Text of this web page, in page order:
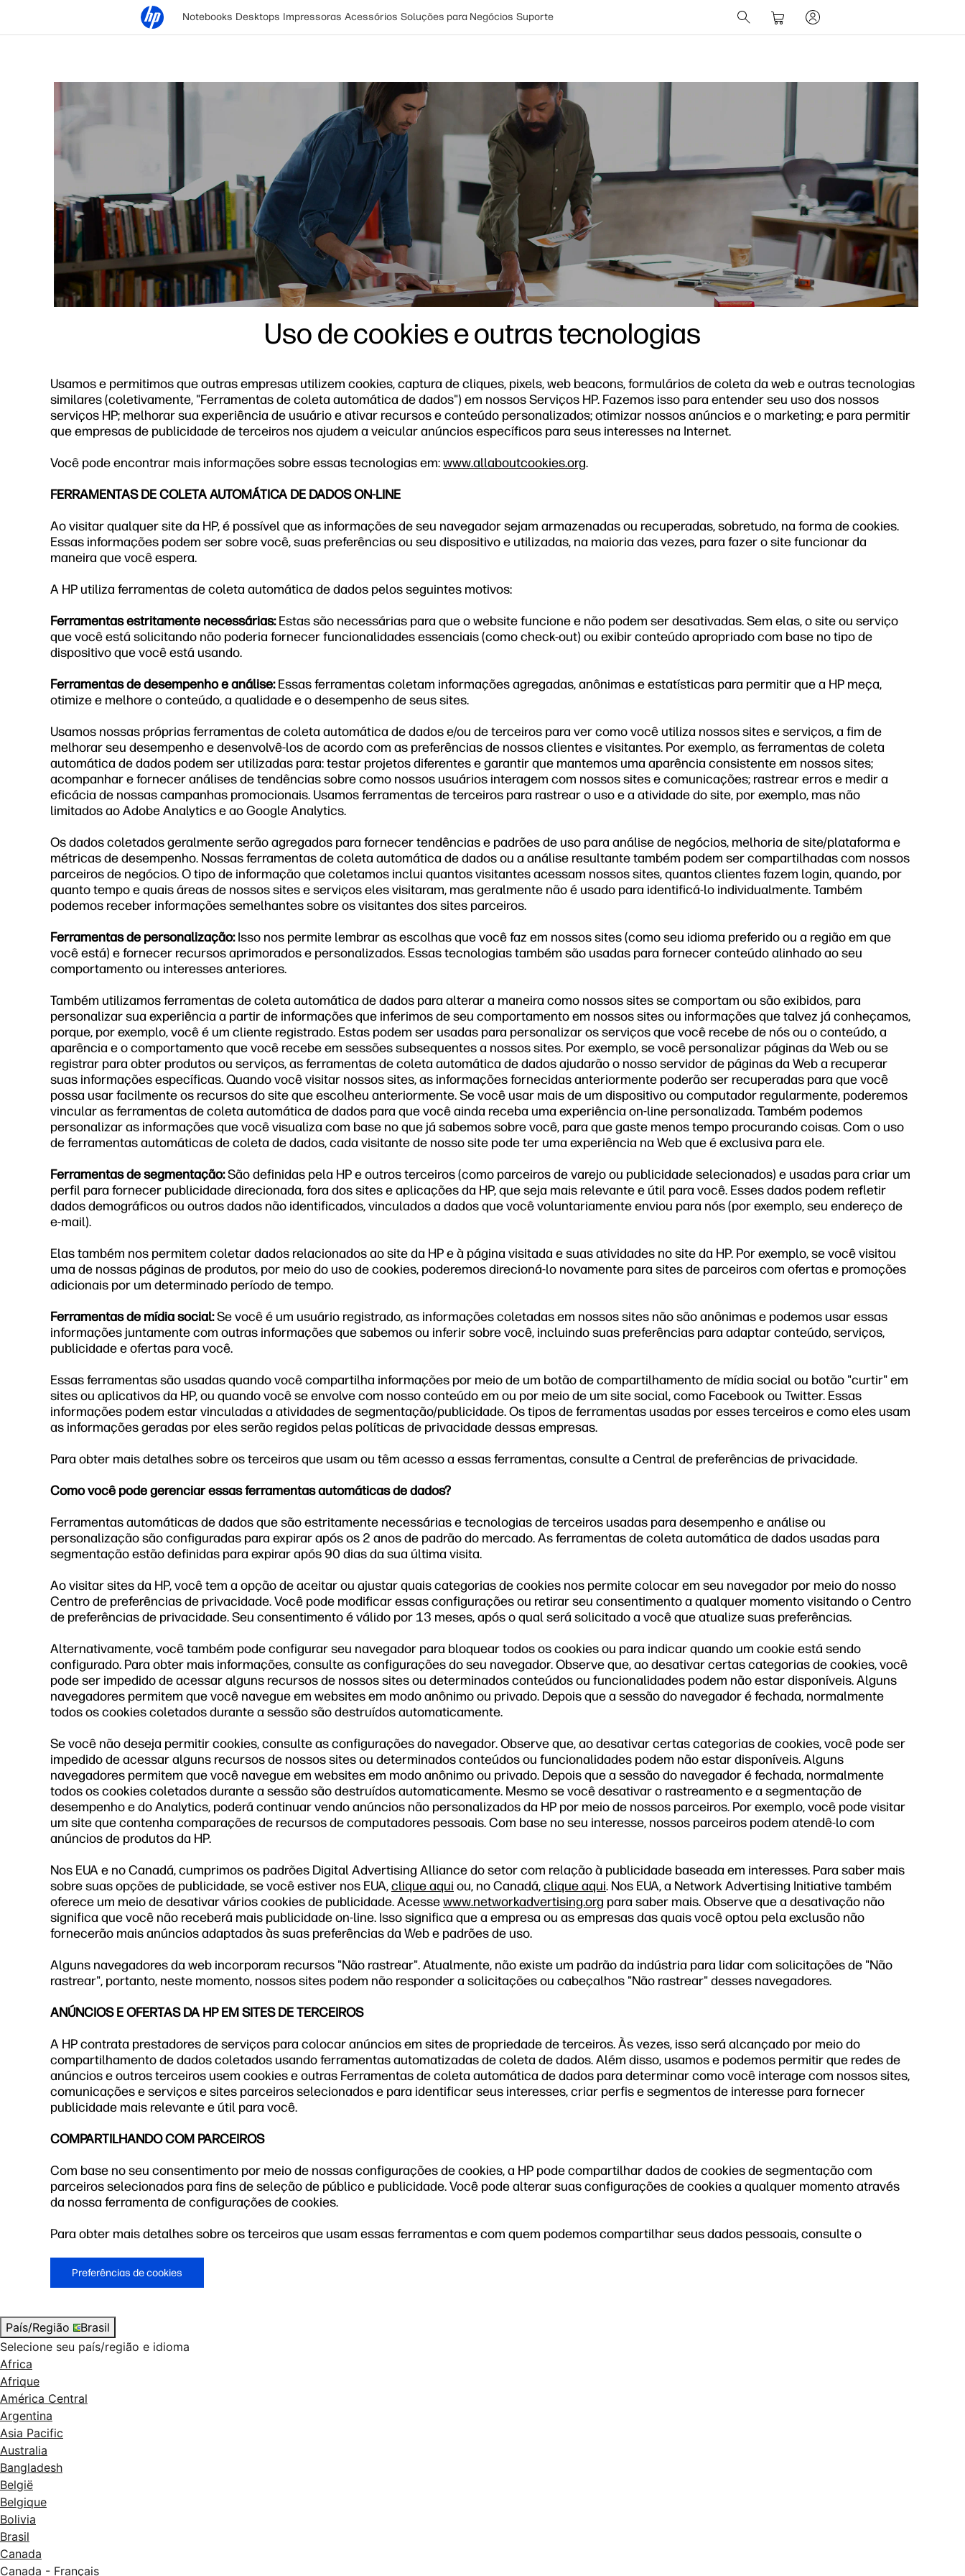
Notebooks Desktops Impressoras Acessórios Soluções para Negócios Suporte
Uso de cookies e outras tecnologias
Usamos e permitimos que outras empresas utilizem cookies, captura de cliques, pixels, web beacons, formulários de coleta da web e outras tecnologias
similares (coletivamente, "Ferramentas de coleta automática de dados") em nossos Serviços HP. Fazemos isso para entender seu uso dos nossos
serviços HP; melhorar sua experiência de usuário e ativar recursos e conteúdo personalizados; otimizar nossos anúncios e o marketing; e para permitir
que empresas de publicidade de terceiros nos ajudem a veicular anúncios específicos para seus interesses na Internet.
Você pode encontrar mais informações sobre essas tecnologias em:www.allaboutcookies.org.
FERRAMENTAS DE COLETA AUTOMÁTICA DE DADOS ON-LINE
Ao visitar qualquer site da HP, é possível que as informações de seu navegador sejam armazenadas ou recuperadas, sobretudo, na forma de cookies.
Essas informações podem ser sobre você, suas preferências ou seu dispositivo e utilizadas, na maioria das vezes, para fazer o site funcionar da
maneira que você espera.
A HP utiliza ferramentas de coleta automática de dados pelos seguintes motivos:
Ferramentas estritamente necessárias:Estas são necessárias para que o website funcione e não podem ser desativadas. Sem elas, o site ou serviço
que você está solicitando não poderia fornecer funcionalidades essenciais (como check-out) ou exibir conteúdo apropriado com base no tipo de
dispositivo que você está usando.
Ferramentas de desempenho e análise:Essas ferramentas coletam informações agregadas, anônimas e estatísticas para permitir que a HP meça,
otimize e melhore o conteúdo, a qualidade e o desempenho de seus sites.
Usamos nossas próprias ferramentas de coleta automática de dados e/ou de terceiros para ver como você utiliza nossos sites e serviços, a fim de
melhorar seu desempenho e desenvolvê-los de acordo com as preferências de nossos clientes e visitantes. Por exemplo, as ferramentas de coleta
automática de dados podem ser utilizadas para: testar projetos diferentes e garantir que mantemos uma aparência consistente em nossos sites;
acompanhar e fornecer análises de tendências sobre como nossos usuários interagem com nossos sites e comunicações; rastrear erros e medir a
eficácia de nossas campanhas promocionais. Usamos ferramentas de terceiros para rastrear o uso e a atividade do site, por exemplo, mas não
limitados ao Adobe Analytics e ao Google Analytics.
Os dados coletados geralmente serão agregados para fornecer tendências e padrões de uso para análise de negócios, melhoria de site/plataforma e
métricas de desempenho. Nossas ferramentas de coleta automática de dados ou a análise resultante também podem ser compartilhadas com nossos
parceiros de negócios. O tipo de informação que coletamos inclui quantos visitantes acessam nossos sites, quantos clientes fazem login, quando, por
quanto tempo e quais áreas de nossos sites e serviços eles visitaram, mas geralmente não é usado para identificá-lo individualmente. Também
podemos receber informações semelhantes sobre os visitantes dos sites parceiros.
Ferramentas de personalização:Isso nos permite lembrar as escolhas que você faz em nossos sites (como seu idioma preferido ou a região em que
você está) e fornecer recursos aprimorados e personalizados. Essas tecnologias também são usadas para fornecer conteúdo alinhado ao seu
comportamento ou interesses anteriores.
Também utilizamos ferramentas de coleta automática de dados para alterar a maneira como nossos sites se comportam ou são exibidos, para
personalizar sua experiência a partir de informações que inferimos de seu comportamento em nossos sites ou informações que talvez já conheçamos,
porque, por exemplo, você é um cliente registrado. Estas podem ser usadas para personalizar os serviços que você recebe de nós ou o conteúdo, a
aparência e o comportamento que você recebe em sessões subsequentes a nossos sites. Por exemplo, se você personalizar páginas da Web ou se
registrar para obter produtos ou serviços, as ferramentas de coleta automática de dados ajudarão o nosso servidor de páginas da Web a recuperar
suas informações específicas. Quando você visitar nossos sites, as informações fornecidas anteriormente poderão ser recuperadas para que você
possa usar facilmente os recursos do site que escolheu anteriormente. Se você usar mais de um dispositivo ou computador regularmente, poderemos
vincular as ferramentas de coleta automática de dados para que você ainda receba uma experiência on-line personalizada. Também podemos
personalizar as informações que você visualiza com base no que já sabemos sobre você, para que gaste menos tempo procurando coisas. Com o uso
de ferramentas automáticas de coleta de dados, cada visitante de nosso site pode ter uma experiência na Web que é exclusiva para ele.
Ferramentas de segmentação:São definidas pela HP e outros terceiros (como parceiros de varejo ou publicidade selecionados) e usadas para criar um
perfil para fornecer publicidade direcionada, fora dos sites e aplicações da HP, que seja mais relevante e útil para você. Esses dados podem refletir
dados demográficos ou outros dados não identificados, vinculados a dados que você voluntariamente enviou para nós (por exemplo, seu endereço de
e-mail).
Elas também nos permitem coletar dados relacionados ao site da HP e à página visitada e suas atividades no site da HP. Por exemplo, se você visitou
uma de nossas páginas de produtos, por meio do uso de cookies, poderemos direcioná-lo novamente para sites de parceiros com ofertas e promoções
adicionais por um determinado período de tempo.
Ferramentas de mídia social:Se você é um usuário registrado, as informações coletadas em nossos sites não são anônimas e podemos usar essas
informações juntamente com outras informações que sabemos ou inferir sobre você, incluindo suas preferências para adaptar conteúdo, serviços,
publicidade e ofertas para você.
Essas ferramentas são usadas quando você compartilha informações por meio de um botão de compartilhamento de mídia social ou botão "curtir" em
sites ou aplicativos da HP, ou quando você se envolve com nosso conteúdo em ou por meio de um site social, como Facebook ou Twitter. Essas
informações podem estar vinculadas a atividades de segmentação/publicidade. Os tipos de ferramentas usadas por esses terceiros e como eles usam
as informações geradas por eles serão regidos pelas políticas de privacidade dessas empresas.
Para obter mais detalhes sobre os terceiros que usam ou têm acesso a essas ferramentas, consulte a Central de preferências de privacidade.
Como você pode gerenciar essas ferramentas automáticas de dados?
Ferramentas automáticas de dados que são estritamente necessárias e tecnologias de terceiros usadas para desempenho e análise ou
personalização são configuradas para expirar após os 2 anos de padrão do mercado. As ferramentas de coleta automática de dados usadas para
segmentação estão definidas para expirar após 90 dias da sua última visita.
Ao visitar sites da HP, você tem a opção de aceitar ou ajustar quais categorias de cookies nos permite colocar em seu navegador por meio do nosso
Centro de preferências de privacidade. Você pode modificar essas configurações ou retirar seu consentimento a qualquer momento visitando o Centro
de preferências de privacidade. Seu consentimento é válido por 13 meses, após o qual será solicitado a você que atualize suas preferências.
Alternativamente, você também pode configurar seu navegador para bloquear todos os cookies ou para indicar quando um cookie está sendo
configurado. Para obter mais informações, consulte as configurações do seu navegador. Observe que, ao desativar certas categorias de cookies, você
pode ser impedido de acessar alguns recursos de nossos sites ou determinados conteúdos ou funcionalidades podem não estar disponíveis. Alguns
navegadores permitem que você navegue em websites em modo anônimo ou privado. Depois que a sessão do navegador é fechada, normalmente
todos os cookies coletados durante a sessão são destruídos automaticamente.
Se você não deseja permitir cookies, consulte as configurações do navegador. Observe que, ao desativar certas categorias de cookies, você pode ser
impedido de acessar alguns recursos de nossos sites ou determinados conteúdos ou funcionalidades podem não estar disponíveis. Alguns
navegadores permitem que você navegue em websites em modo anônimo ou privado. Depois que a sessão do navegador é fechada, normalmente
todos os cookies coletados durante a sessão são destruídos automaticamente. Mesmo se você desativar o rastreamento e a segmentação de
desempenho e do Analytics, poderá continuar vendo anúncios não personalizados da HP por meio de nossos parceiros. Por exemplo, você pode visitar
um site que contenha comparações de recursos de computadores pessoais. Com base no seu interesse, nossos parceiros podem atendê-lo com
anúncios de produtos da HP.
Nos EUA e no Canadá, cumprimos os padrões Digital Advertising Alliance do setor com relação à publicidade baseada em interesses. Para saber mais
sobre suas opções de publicidade, se você estiver nos EUA,clique aqui ou, no Canadá,clique aqui. Nos EUA, a Network Advertising Initiative também
oferece um meio de desativar vários cookies de publicidade. Acessewww.networkadvertising.org para saber mais. Observe que a desativação não
significa que você não receberá mais publicidade on-line. Isso significa que a empresa ou as empresas das quais você optou pela exclusão não
fornecerão mais anúncios adaptados às suas preferências da Web e padrões de uso.
Alguns navegadores da web incorporam recursos "Não rastrear". Atualmente, não existe um padrão da indústria para lidar com solicitações de "Não
rastrear", portanto, neste momento, nossos sites podem não responder a solicitações ou cabeçalhos "Não rastrear" desses navegadores.
ANÚNCIOS E OFERTAS DA HP EM SITES DE TERCEIROS
A HP contrata prestadores de serviços para colocar anúncios em sites de propriedade de terceiros. Às vezes, isso será alcançado por meio do
compartilhamento de dados coletados usando ferramentas automatizadas de coleta de dados. Além disso, usamos e podemos permitir que redes de
anúncios e outros terceiros usem cookies e outras Ferramentas de coleta automática de dados para determinar como você interage com nossos sites,
comunicações e serviços e sites parceiros selecionados e para identificar seus interesses, criar perfis e segmentos de interesse para fornecer
publicidade mais relevante e útil para você.
COMPARTILHANDO COM PARCEIROS
Com base no seu consentimento por meio de nossas configurações de cookies, a HP pode compartilhar dados de cookies de segmentação com
parceiros selecionados para fins de seleção de público e publicidade. Você pode alterar suas configurações de cookies a qualquer momento através
da nossa ferramenta de configurações de cookies.
Para obter mais detalhes sobre os terceiros que usam essas ferramentas e com quem podemos compartilhar seus dados pessoais, consulte o
Preferências de cookies
País/Região
Brasil
Selecione seu país/região e idioma
Africa
Afrique
América Central
Argentina
Asia Pacific
Australia
Bangladesh
België
Belgique
Bolivia
Brasil
Canada
Canada - Français